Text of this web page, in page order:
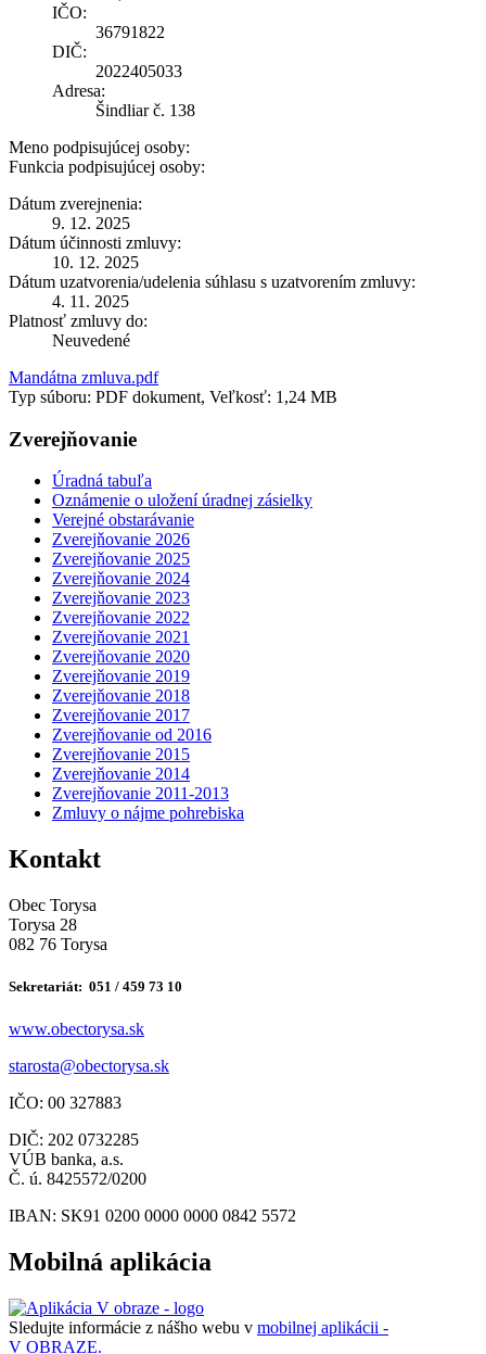
IČO:
36791822
DIČ:
2022405033
Adresa:
Šindliar č. 138
Meno podpisujúcej osoby:
Funkcia podpisujúcej osoby:
Dátum zverejnenia:
9. 12. 2025
Dátum účinnosti zmluvy:
10. 12. 2025
Dátum uzatvorenia/udelenia súhlasu s uzatvorením zmluvy:
4. 11. 2025
Platnosť zmluvy do:
Neuvedené
Mandátna zmluva.pdf
Typ súboru: PDF dokument, Veľkosť: 1,24 MB
Zverejňovanie
Úradná tabuľa
Oznámenie o uložení úradnej zásielky
Verejné obstarávanie
Zverejňovanie 2026
Zverejňovanie 2025
Zverejňovanie 2024
Zverejňovanie 2023
Zverejňovanie 2022
Zverejňovanie 2021
Zverejňovanie 2020
Zverejňovanie 2019
Zverejňovanie 2018
Zverejňovanie 2017
Zverejňovanie od 2016
Zverejňovanie 2015
Zverejňovanie 2014
Zverejňovanie 2011-2013
Zmluvy o nájme pohrebiska
Kontakt
Obec Torysa
Torysa 28
082 76 Torysa
Sekretariát: 051 / 459 73 10
www.obectorysa.sk
starosta@obectorysa.sk
IČO: 00 327883
DIČ: 202 0732285
VÚB banka, a.s.
Č. ú. 8425572/0200
IBAN: SK91 0200 0000 0000 0842 5572
Mobilná aplikácia
Sledujte informácie z nášho webu v mobilnej aplikácii -
V OBRAZE.